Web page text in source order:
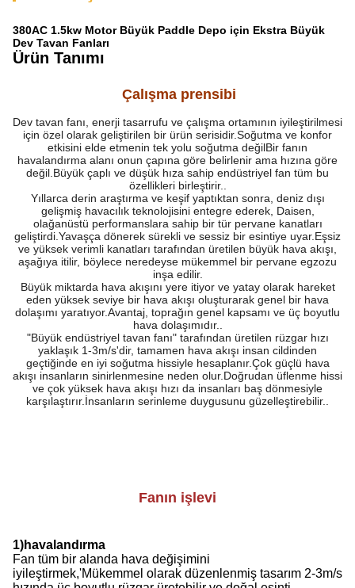
380AC 1.5kw Motor Büyük Paddle Depo için Ekstra Büyük
Dev Tavan Fanları
Ürün Tanımı
Çalışma prensibi
Dev tavan fanı, enerji tasarrufu ve çalışma ortamının iyileştirilmesi
için özel olarak geliştirilen bir ürün serisidir.Soğutma ve konfor
etkisini elde etmenin tek yolu soğutma değilBir fanın
havalandırma alanı onun çapına göre belirlenir ama hızına göre
değil.Büyük çaplı ve düşük hıza sahip endüstriyel fan tüm bu
özellikleri birleştirir..
Yıllarca derin araştırma ve keşif yaptıktan sonra, deniz dışı
gelişmiş havacılık teknolojisini entegre ederek, Daisen,
olağanüstü performanslara sahip bir tür pervane kanatları
geliştirdi.Yavaşça dönerek sürekli ve sessiz bir esintiye uyar.Eşsiz
ve yüksek verimli kanatları tarafından üretilen büyük hava akışı,
aşağıya itilir, böylece neredeyse mükemmel bir pervane egzozu
inşa edilir.
Büyük miktarda hava akışını yere itiyor ve yatay olarak hareket
eden yüksek seviye bir hava akışı oluşturarak genel bir hava
dolaşımı yaratıyor.Avantaj, toprağın genel kapsamı ve üç boyutlu
hava dolaşımıdır..
"Büyük endüstriyel tavan fanı" tarafından üretilen rüzgar hızı
yaklaşık 1-3m/s'dir, tamamen hava akışı insan cildinden
geçtiğinde en iyi soğutma hissiyle hesaplanır.Çok güçlü hava
akışı insanların sinirlenmesine neden olur.Doğrudan üflenme hissi
ve çok yüksek hava akışı hızı da insanları baş dönmesiyle
karşılaştırır.İnsanların serinleme duygusunu güzelleştirebilir..
Fanın işlevi
1)havalandırma
Fan tüm bir alanda hava değişimini
iyileştirmek,'Mükemmel olarak düzenlenmiş tasarım 2-3m/s